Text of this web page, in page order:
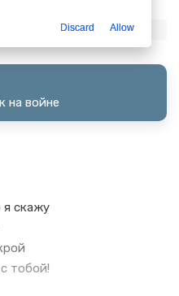
на войне
я скажу
тобой!
Discard Allow